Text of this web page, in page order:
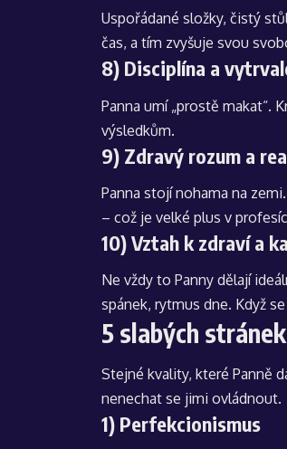
Uspořádané složky, čistý
čas, a tím zvyšuje svou
8) Disciplína a
Panna umí „prostě makat“.
výsledkům.
9) Zdravý rozum a
Panna stojí nohama na
– což je velké plus v
10) Vztah k zdraví a
Ne vždy to Panny dělají
spánek, rytmus dne. Když
5 slabých
Stejné kvality, které Panně
nenechat se jimi ovládnout.
1) Perfekcionismus